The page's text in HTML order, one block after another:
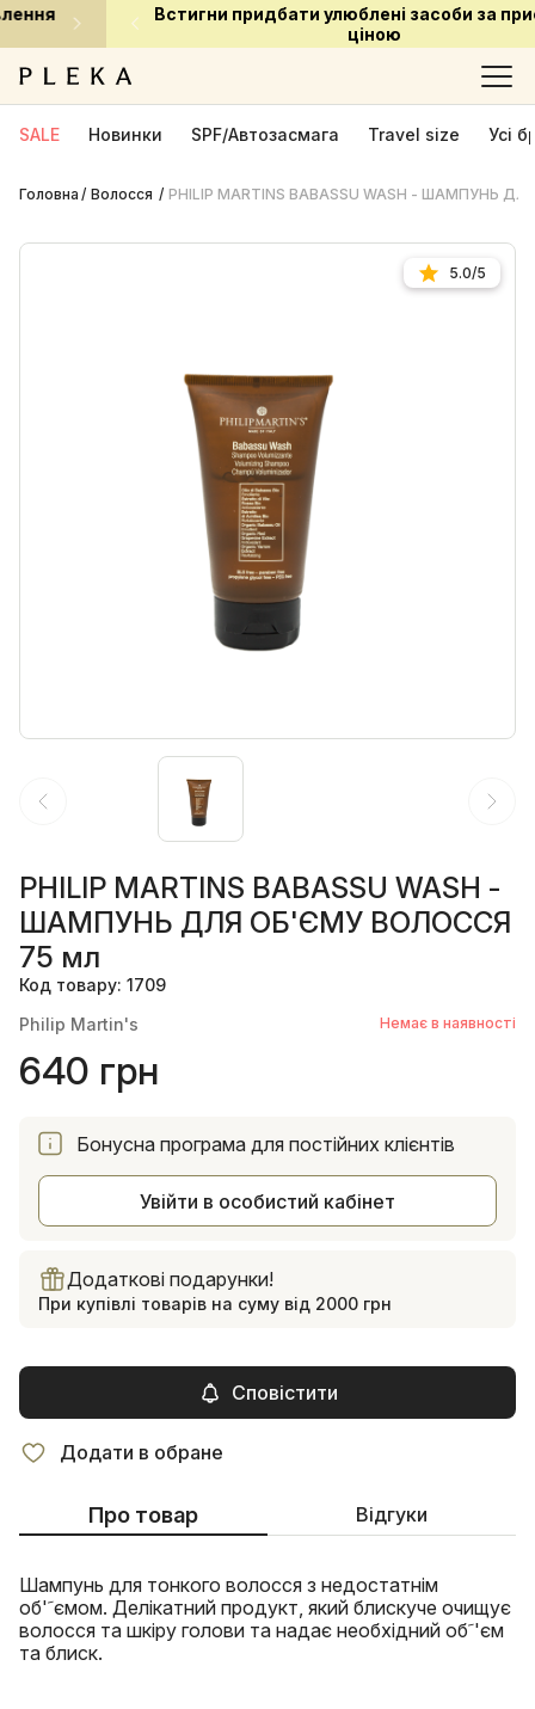
Встигни придбати улюблені засоби за приємною
SALE Новинки SPF/Автозасмага Travel size Усі
Головна Волосся PHILIP MARTINS BABASSU WASH - ШАМПУНЬ
5.0/5
PHILIP MARTINS BABASSU WASH -
ШАМПУНЬ ДЛЯ ОБ'ЄМУ ВОЛОССЯ
75 мл
Код товару: 1709
Philip Martin's
Немає в наявності
640 грн
Бонусна програма для постійних клієнтів
Увійти в особистий кабінет
Додаткові подарунки!
При купівлі товарів на суму від 2000 грн
Сповістити
Додати в обране
Про товар Відгуки
Шампунь для тонкого волосся з недостатнім
об'ﹶємом. Делікатний продукт, який блискуче очищує
волосся та шкіру голови та надає необхідний обﹶ'єм
та блиск.